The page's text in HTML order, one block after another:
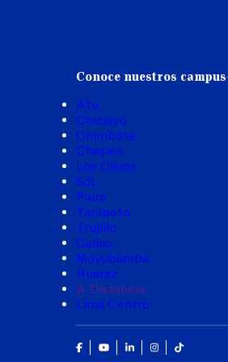
Conoce nuestros campus
Ate
Chiclayo
Chimbote
Chepén
Los Olivos
SJL
Piura
Tarapoto
Trujillo
Callao
Moyobamba
Huaraz
A Distancia
Lima Centro
Facebook
YoutubeLinkedinInstagram
Tik Tok